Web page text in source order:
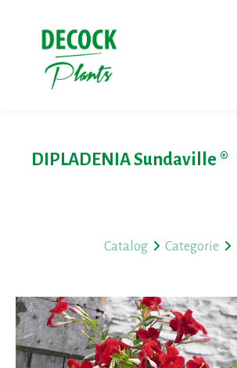
DIPLADENIA Sundaville ®
Catalog Categorie